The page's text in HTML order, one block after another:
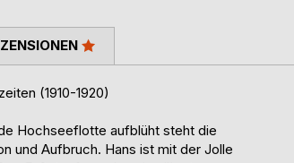
(1910-1920)
Hochseeflotte aufblüht steht die
und Aufbruch. Hans ist mit der Jolle